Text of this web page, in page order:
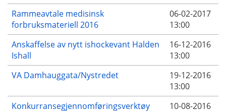
Rammeavtale medisinsk
forbruksmateriell 2016
06-02-2017
13:00
Anskaffelse av nytt ishockevant Halden
Ishall
16-12-2016
13:00
VA Damhauggata/Nystredet
19-12-2016
13:00
Konkurransegjennomføringsverktøy
10-08-2016